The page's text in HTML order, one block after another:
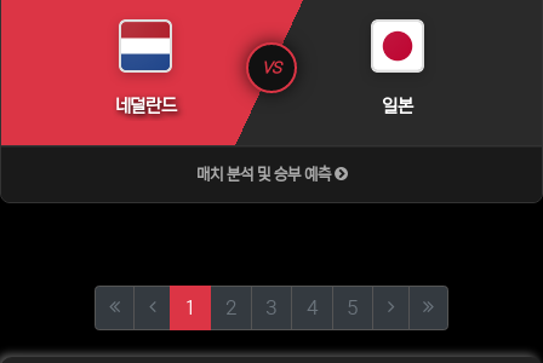
네덜란드
VS
일본
매치 분석 및 승부 예측
1 (current)
2 3 4 5 (next)(last)